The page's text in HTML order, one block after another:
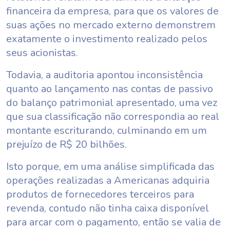
financeira da empresa, para que os valores de
suas ações no mercado externo demonstrem
exatamente o investimento realizado pelos
seus acionistas.
Todavia, a auditoria apontou inconsistência
quanto ao lançamento nas contas de passivo
do balanço patrimonial apresentado, uma vez
que sua classificação não correspondia ao real
montante escriturando, culminando em um
prejuízo de R$ 20 bilhões.
Isto porque, em uma análise simplificada das
operações realizadas a Americanas adquiria
produtos de fornecedores terceiros para
revenda, contudo não tinha caixa disponível
para arcar com o pagamento, então se valia de